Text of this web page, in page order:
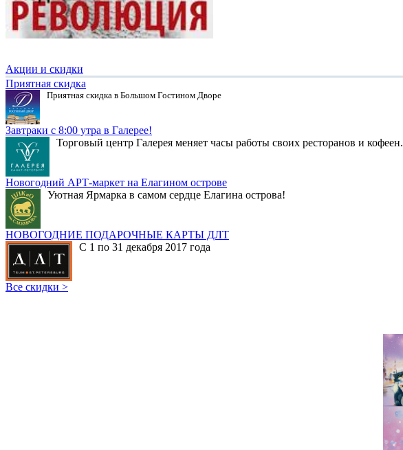
Акции и скидки
Приятная скидка
Приятная скидка в Большом Гостином Дворе
Завтраки с 8:00 утра в Галерее!
Торговый центр Галерея меняет часы работы своих ресторанов и кофеен.
Новогодний АРТ-маркет на Елагином острове
Уютная Ярмарка в самом сердце Елагина острова!
НОВОГОДНИЕ ПОДАРОЧНЫЕ КАРТЫ ДЛТ
С 1 по 31 декабря 2017 года
Все скидки >